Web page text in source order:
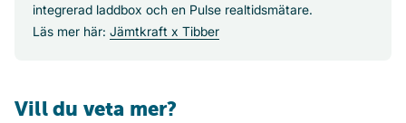
integrerad laddbox och en Pulse realtidsmätare.
Läs mer här: Jämtkraft x Tibber
Vill du veta mer?